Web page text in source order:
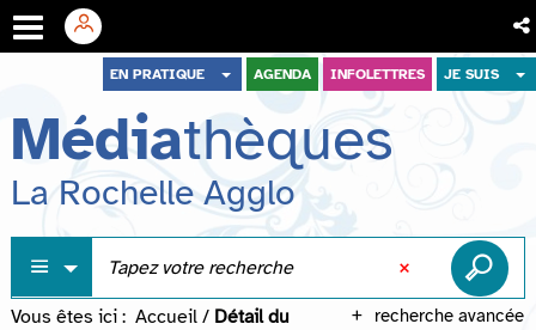
menu
contenu
recherche
EN PRATIQUE AGENDA INFOLETTRES JE SUIS
Médiathèques
La Rochelle Agglo
recherche avancée
Vous êtes ici : Accueil / Détail du